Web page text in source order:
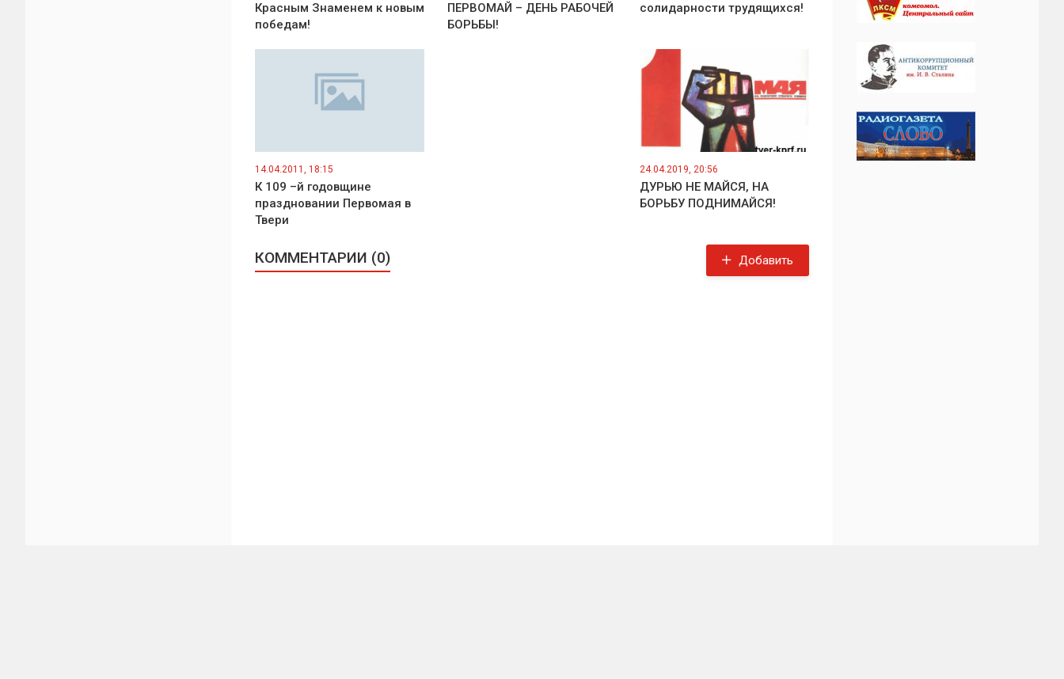
Красным Знаменем к новым
победам!
ПЕРВОМАЙ – ДЕНЬ РАБОЧЕЙ
БОРЬБЫ!
солидарности трудящихся!
14.04.2011, 18:15
К 109 –й годовщине
праздновании Первомая в
Твери
24.04.2019, 20:56
ДУРЬЮ НЕ МАЙСЯ, НА
БОРЬБУ ПОДНИМАЙСЯ!
КОММЕНТАРИИ (0) Добавить